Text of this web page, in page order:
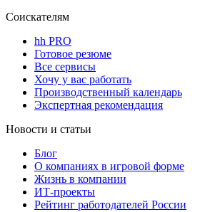
Соискателям
hh PRO
Готовое резюме
Все сервисы
Хочу у вас работать
Производственный календарь
Экспертная рекомендация
Новости и статьи
Блог
О компаниях в игровой форме
Жизнь в компании
ИТ-проекты
Рейтинг работодателей России